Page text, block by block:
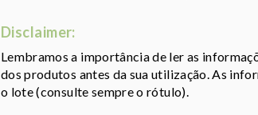
Disclaimer:
Lembramos a importância de ler as
dos produtos antes da sua utilização. As
o lote (consulte sempre o rótulo).